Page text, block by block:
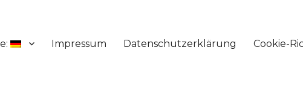
Impressum Datenschutzerklärung Cookie-